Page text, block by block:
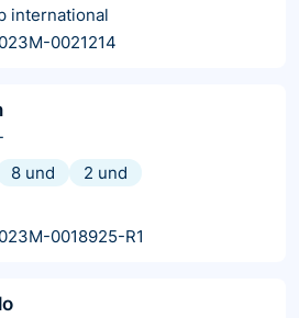
international
0021214
8 und
2 und
0018925-R1